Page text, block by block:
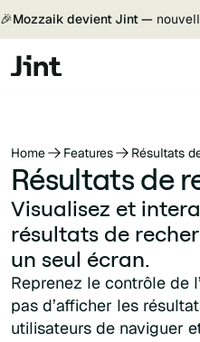
🎉Mozzaik devient Jint —
Home Features Résultats
Résultats de
Visualisez et
résultats de
un seul écran.
Reprenez le contrôle de
pas d’afficher les
utilisateurs de naviguer